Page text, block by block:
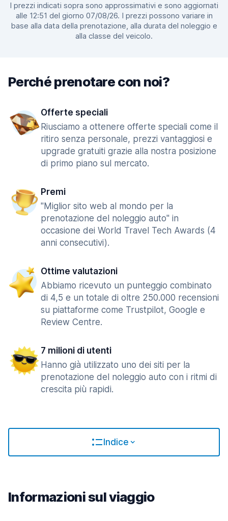
I prezzi indicati sopra sono approssimativi e sono aggiornati
alle 12:51 del giorno 07/08/26. I prezzi possono variare in
base alla data della prenotazione, alla durata del noleggio e
alla classe del veicolo.
Perché prenotare con noi?
Offerte speciali
Riusciamo a ottenere offerte speciali come il
ritiro senza personale, prezzi vantaggiosi e
upgrade gratuiti grazie alla nostra posizione
di primo piano sul mercato.
Premi
"Miglior sito web al mondo per la
prenotazione del noleggio auto" in
occasione dei World Travel Tech Awards (4
anni consecutivi).
Ottime valutazioni
Abbiamo ricevuto un punteggio combinato
di 4,5 e un totale di oltre 250.000 recensioni
su piattaforme come Trustpilot, Google e
Review Centre.
7 milioni di utenti
Hanno già utilizzato uno dei siti per la
prenotazione del noleggio auto con i ritmi di
crescita più rapidi.
Indice
Informazioni sul viaggio